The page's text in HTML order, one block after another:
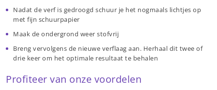
Nadat de verf is gedroogd schuur je het nogmaals lichtjes op
met fijn schuurpapier
Maak de ondergrond weer stofvrij
Breng vervolgens de nieuwe verflaag aan. Herhaal dit twee of
drie keer om het optimale resultaat te behalen
Profiteer van onze voordelen